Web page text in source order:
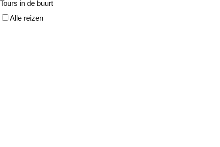
Tours in de buurt
Alle reizen